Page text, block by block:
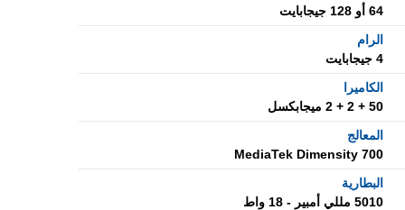
64 أو 128 جيجابايت
الرام
4 جيجابايت
الكاميرا
50 + 2 + 2 ميجابكسل
المعالج
MediaTek Dimensity 700
البطارية
5010 مللي أمبير - 18 واط